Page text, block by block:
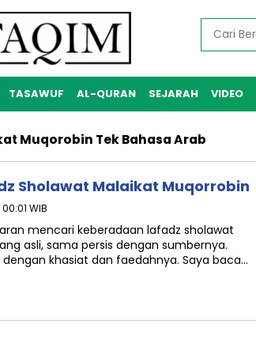
TASAWUF AL-QURAN SEJARAH VIDEO
Muqorobin Tek Bahasa Arab
Sholawat Malaikat Muqorrobin
WIB
mencari keberadaan lafadz sholawat
asli, sama persis dengan sumbernya.
khasiat dan faedahnya. Saya baca…